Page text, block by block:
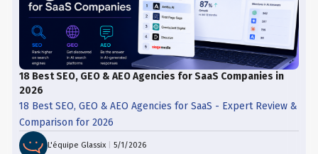
18 Best SEO, GEO & AEO Agencies for SaaS Companies in
2026
18 Best SEO, GEO & AEO Agencies for SaaS - Expert Review &
Comparison for 2026
L'équipe Glassix |5/1/2026